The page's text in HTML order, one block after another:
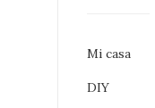
Mi casa
DIY